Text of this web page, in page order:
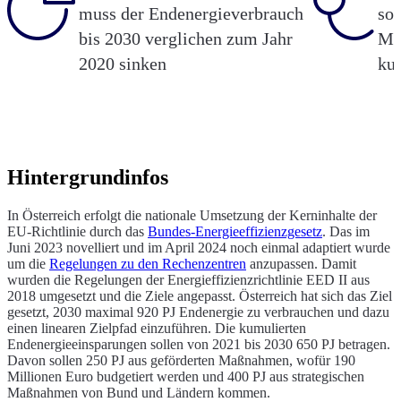
muss der Endenergieverbrauch
bis 2030 verglichen zum Jahr
2020 sinken
Hintergrundinfos
In Österreich erfolgt die nationale Umsetzung der Kerninhalte der
EU-Richtlinie durch das Bundes-Energieeffizienzgesetz. Das im
Juni 2023 novelliert und im April 2024 noch einmal adaptiert wurde
um die Regelungen zu den Rechenzentren anzupassen. Damit
wurden die Regelungen der Energieffizienzrichtlinie EED II aus
2018 umgesetzt und die Ziele angepasst. Österreich hat sich das Ziel
gesetzt, 2030 maximal 920 PJ Endenergie zu verbrauchen und dazu
einen linearen Zielpfad einzuführen. Die kumulierten
Endenergieeinsparungen sollen von 2021 bis 2030 650 PJ betragen.
Davon sollen 250 PJ aus geförderten Maßnahmen, wofür 190
Millionen Euro budgetiert werden und 400 PJ aus strategischen
Maßnahmen von Bund und Ländern kommen.